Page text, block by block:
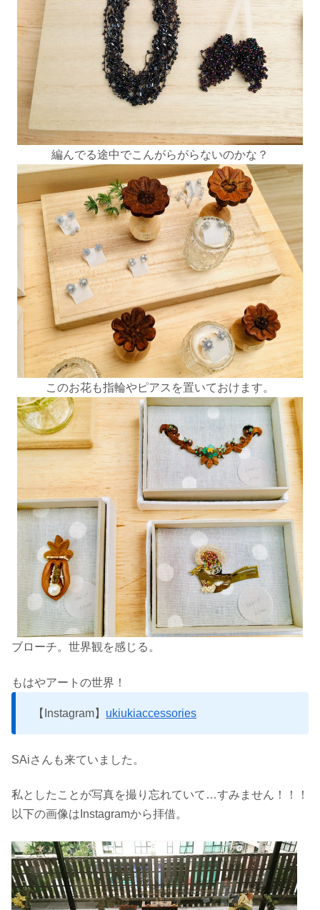
編んでる途中でこんがらがらないのかな？
このお花も指輪やピアスを置いておけます。
ブローチ。世界観を感じる。
もはやアートの世界！
【Instagram】 ukiukiaccessories
SAiさんも来ていました。
私としたことが写真を撮り忘れていて…すみません！！！
以下の画像はInstagramから拝借。